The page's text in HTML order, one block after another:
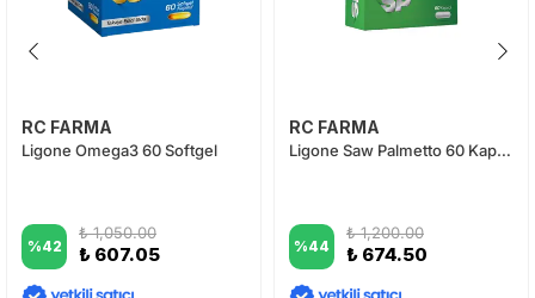
RC FARMA
Ligone Omega3 60 Softgel
%42
₺ 1,050.00
₺ 607.05
RC FARMA
Ligone Saw Palmetto 60 Kapsül
%44
₺ 1,200.00
₺ 674.50